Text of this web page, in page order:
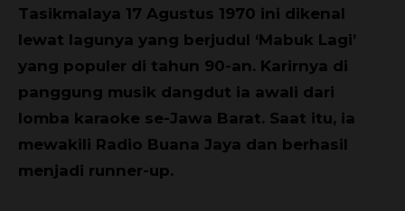
Tasikmalaya 17 Agustus 1970 ini dikenal
lewat lagunya yang berjudul ‘Mabuk Lagi’
yang populer di tahun 90-an. Karirnya di
panggung musik dangdut ia awali dari
lomba karaoke se-Jawa Barat. Saat itu, ia
mewakili Radio Buana Jaya dan berhasil
menjadi runner-up.